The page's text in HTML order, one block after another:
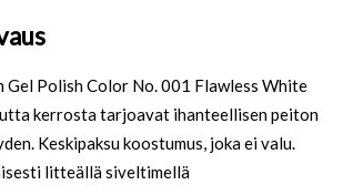
Gel Polish Color No. 001 Flawless White
kerrosta tarjoavat ihanteellisen peiton
Keskipaksu koostumus, joka ei valu.
litteällä siveltimellä